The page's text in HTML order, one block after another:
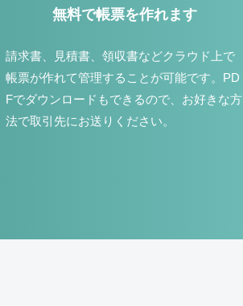
無料で帳票を作れます
請求書、見積書、領収書などクラウド上で
帳票が作れて管理することが可能です。PD
Fでダウンロードもできるので、お好きな方
法で取引先にお送りください。